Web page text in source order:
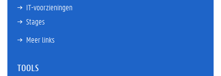
IT-voorzieningen
Stages
Meer links
TOOLS